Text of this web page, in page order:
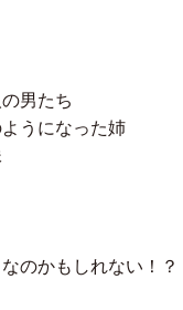
男たち
うになった姉
のかもしれない！？